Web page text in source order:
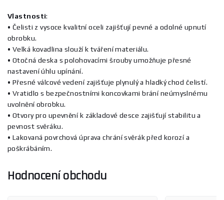
Vlastnosti:
• Čelisti z vysoce kvalitní oceli zajišťují pevné a odolné upnutí
obrobku.
• Velká kovadlina slouží k tváření materiálu.
• Otočná deska s polohovacími šrouby umožňuje přesné
nastavení úhlu upínání.
• Přesné válcové vedení zajišťuje plynulý a hladký chod čelistí.
• Vratidlo s bezpečnostními koncovkami brání neúmyslnému
uvolnění obrobku.
• Otvory pro upevnění k základové desce zajišťují stabilitu a
pevnost svěráku.
• Lakovaná povrchová úprava chrání svěrák před korozí a
poškrábáním.
Hodnocení obchodu